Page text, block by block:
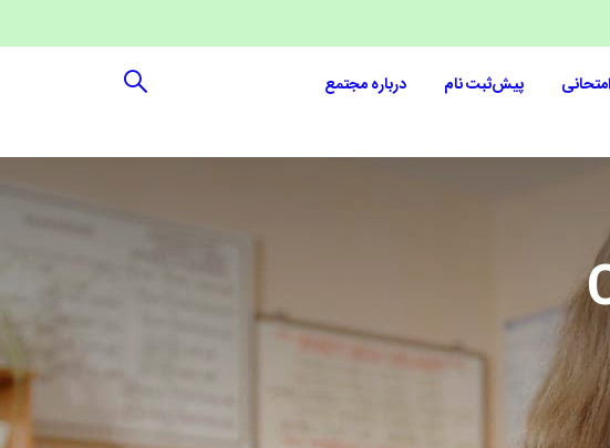
پیش‌ثبت نام درباره مجتمع